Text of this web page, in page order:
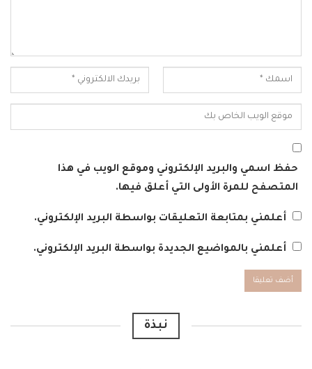
حفظ اسمي والبريد الإلكتروني وموقع الويب في هذا
المتصفح للمرة الأولى التي أعلق فيها.
أعلمني بمتابعة التعليقات بواسطة البريد الإلكتروني.
أعلمني بالمواضيع الجديدة بواسطة البريد الإلكتروني.
نبذة